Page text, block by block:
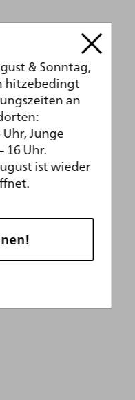
& Sonntag,
hitzebedingt
an
Junge
16 Uhr.
ist wieder